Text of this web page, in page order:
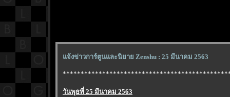
จ้งข่าวการ์ตูนและนิยาย Zenshu : 25 มีนาคม 2563
วันพุธที่ 25 มีนาคม 2563